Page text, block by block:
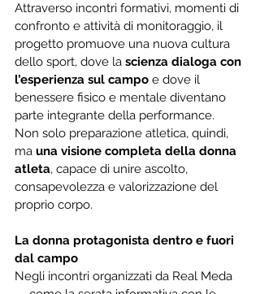
Attraverso incontri formativi, momenti di
confronto e attività di monitoraggio, il
progetto promuove una nuova cultura
dello sport, dove la scienza dialoga con
l’esperienza sul campo e dove il
benessere fisico e mentale diventano
parte integrante della performance.
Non solo preparazione atletica, quindi,
ma una visione completa della donna
atleta, capace di unire ascolto,
consapevolezza e valorizzazione del
proprio corpo.
La donna protagonista dentro e fuori
dal campo
Negli incontri organizzati da Real Meda